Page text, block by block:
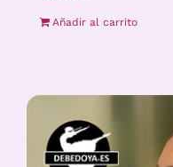
Añadir al carrito